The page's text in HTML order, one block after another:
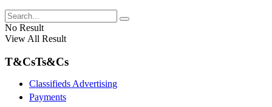
No Result
View All Result
T&CsTs&Cs
Classifieds Advertising
Payments